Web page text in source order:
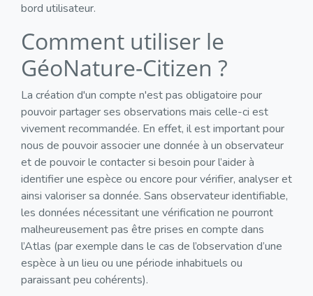
bord utilisateur.
Comment utiliser le
GéoNature-Citizen ?
La création d'un compte n'est pas obligatoire pour
pouvoir partager ses observations mais celle-ci est
vivement recommandée. En effet, il est important pour
nous de pouvoir associer une donnée à un observateur
et de pouvoir le contacter si besoin pour l’aider à
identifier une espèce ou encore pour vérifier, analyser et
ainsi valoriser sa donnée. Sans observateur identifiable,
les données nécessitant une vérification ne pourront
malheureusement pas être prises en compte dans
l’Atlas (par exemple dans le cas de l’observation d’une
espèce à un lieu ou une période inhabituels ou
paraissant peu cohérents).